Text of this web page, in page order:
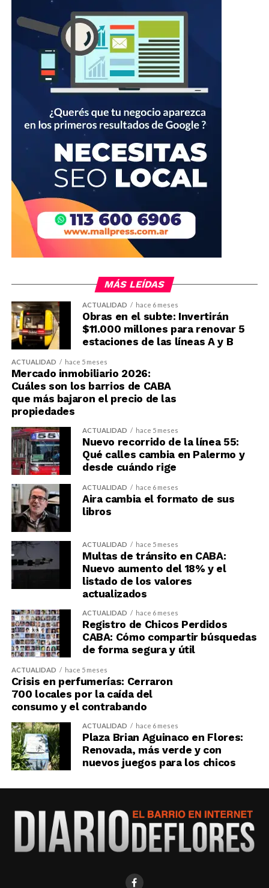
MÁS LEÍDAS
ACTUALIDAD hace 6 meses
Obras en el subte: Invertirán
$11.000 millones para renovar 5
estaciones de las líneas A y B
ACTUALIDAD hace 5 meses
Mercado inmobiliario 2026:
Cuáles son los barrios de CABA
que más bajaron el precio de las
propiedades
ACTUALIDAD hace 5 meses
Nuevo recorrido de la línea 55:
Qué calles cambia en Palermo y
desde cuándo rige
ACTUALIDAD hace 6 meses
Aira cambia el formato de sus
libros
ACTUALIDAD hace 5 meses
Multas de tránsito en CABA:
Nuevo aumento del 18% y el
listado de los valores
actualizados
ACTUALIDAD hace 6 meses
Registro de Chicos Perdidos
CABA: Cómo compartir búsquedas
de forma segura y útil
ACTUALIDAD hace 5 meses
Crisis en perfumerías: Cerraron
700 locales por la caída del
consumo y el contrabando
ACTUALIDAD hace 6 meses
Plaza Brian Aguinaco en Flores:
Renovada, más verde y con
nuevos juegos para los chicos